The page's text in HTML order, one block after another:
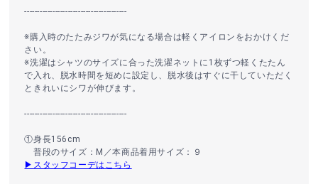
----------------------------------------
※購入時のたたみジワが気になる場合は軽くアイロンをおかけくだ
さい。
※洗濯はシャツのサイズに合った洗濯ネットに1枚ずつ軽くたたん
で入れ、脱水時間を短めに設定し、脱水後はすぐに干していただく
ときれいにシワが伸びます。
----------------------------------------
①身長156cm
普段のサイズ：M／本商品着用サイズ：９
▶スタッフコーデはこちら